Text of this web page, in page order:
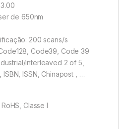
de 650nm
200 scans/s
Code39, Code 39
interleaved 2 of 5,
ISBN, ISSN, Chinapost , …
Classe I